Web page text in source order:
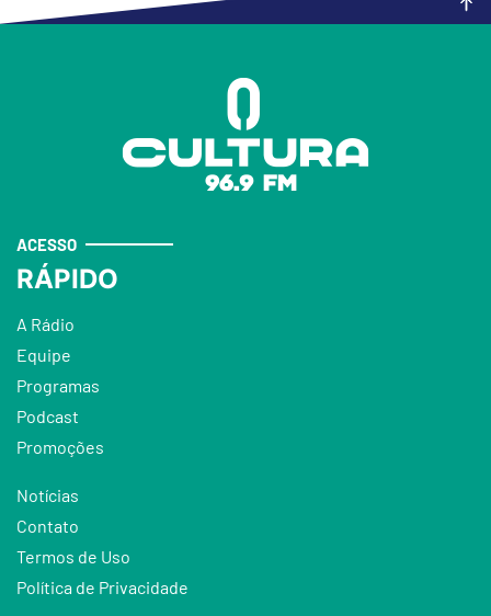
ACESSO
RÁPIDO
A Rádio
Equipe
Programas
Podcast
Promoções
Notícias
Contato
Termos de Uso
Política de Privacidade